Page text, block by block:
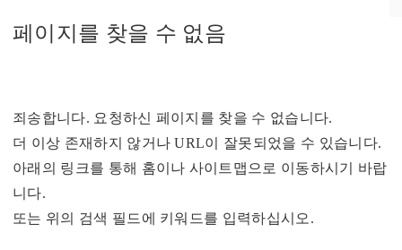
페이지를 찾을 수 없음
죄송합니다. 요청하신 페이지를 찾을 수 없습니다.
더 이상 존재하지 않거나 URL이 잘못되었을 수 있습니다.
아래의 링크를 통해 홈이나 사이트맵으로 이동하시기 바랍
니다.
또는 위의 검색 필드에 키워드를 입력하십시오.